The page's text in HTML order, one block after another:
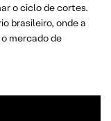
o ciclo de cortes.
brasileiro, onde a
mercado de